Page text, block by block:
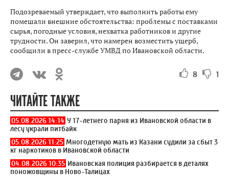
Подозреваемый утверждает, что выполнить работы ему
помешали внешние обстоятельства: проблемы с поставками
сырья, погодные условия, нехватка работников и другие
трудности. Он заверил, что намерен возместить ущерб,
сообщили в пресс-службе УМВД по Ивановской области.
8 1
ЧИТАЙТЕ ТАКЖЕ
05.08.2026 14:14 У 17-летнего парня из Ивановской области в
лесу украли питбайк
05.08.2026 11:25 Многодетную мать из Казани судили за сбыт 3
кг наркотиков в Ивановской области
04.08.2026 10:35 Ивановская полиция разбирается в деталях
поножовщины в Ново-Талицах